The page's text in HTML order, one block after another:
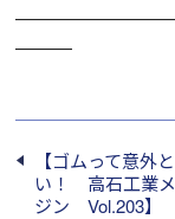
―――
【ゴムって意外
い！ 高石工業
ジン Vol.203】